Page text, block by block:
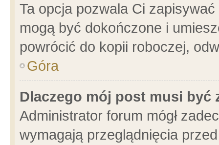
Ta opcja pozwala Ci
mogą być dokończone i
powrócić do kopii roboczej,
Góra
Dlaczego mój post musi być
Administrator forum mógł
wymagają przeglądnięcia